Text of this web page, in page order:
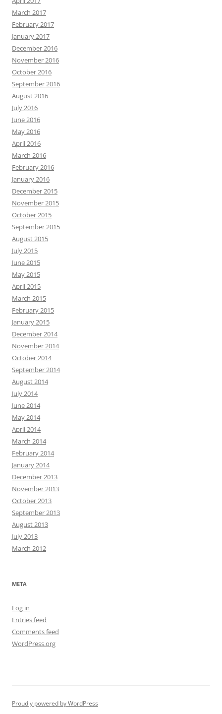
March 2017
February 2017
January 2017
December 2016
November 2016
October 2016
September 2016
August 2016
July 2016
June 2016
May 2016
April 2016
March 2016
February 2016
January 2016
December 2015
November 2015
October 2015
September 2015
August 2015
July 2015
June 2015
May 2015
April 2015
March 2015
February 2015
January 2015
December 2014
November 2014
October 2014
September 2014
August 2014
July 2014
June 2014
May 2014
April 2014
March 2014
February 2014
January 2014
December 2013
November 2013
October 2013
September 2013
August 2013
July 2013
March 2012
META
Log in
Entries feed
Comments feed
WordPress.org
Proudly powered by WordPress